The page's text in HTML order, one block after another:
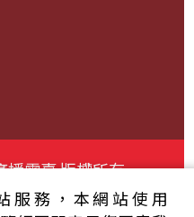
電臺 版權所有
條款 隱私權條款
服務，本網站使用